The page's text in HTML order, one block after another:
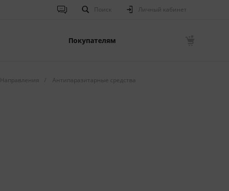
Поиск Личный кабинет
Покупателям
Направления / Антипаразитарные средства